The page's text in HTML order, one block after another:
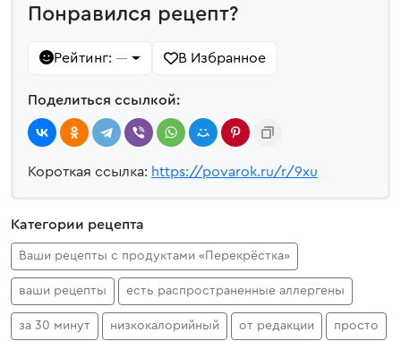
Понравился рецепт?
Рейтинг: — В Избранное
Поделиться ссылкой:
Короткая ссылка: https://povarok.ru/r/9xu
Категории рецепта
Ваши рецепты с продуктами «Перекрёстка»
ваши рецепты есть распространенные аллергены
за 30 минут низкокалорийный от редакции просто